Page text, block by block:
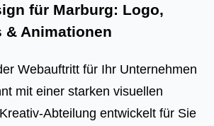
für Marburg: Logo,
& Animationen
Webauftritt für Ihr Unternehmen
mit einer starken visuellen
Abteilung entwickelt für Sie